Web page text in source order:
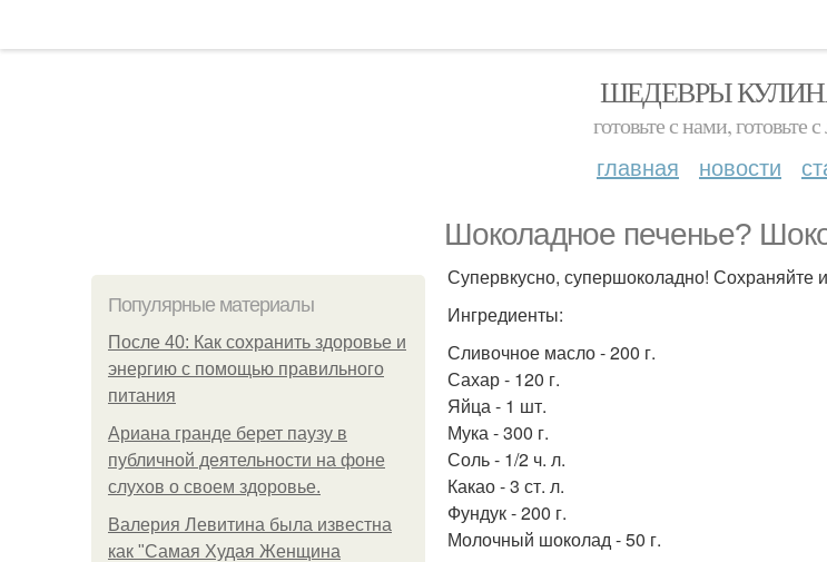
ШЕДЕВРЫ
готовьте с нами, готовьте
главная новости
Шоколадное печенье?
Популярные материалы
После 40: Как сохранить здоровье и
энергию с помощью правильного
питания
Ариана гранде берет паузу в
публичной деятельности на фоне
слухов о своем здоровье.
Валерия Левитина была известна
как "Самая Худая Женщина
Супервкусно, супершоколадно! Сохраняйте и
Ингредиенты:
Сливочное масло - 200 г.
Сахар - 120 г.
Яйца - 1 шт.
Мука - 300 г.
Соль - 1/2 ч. л.
Какао - 3 ст. л.
Фундук - 200 г.
Молочный шоколад - 50 г.